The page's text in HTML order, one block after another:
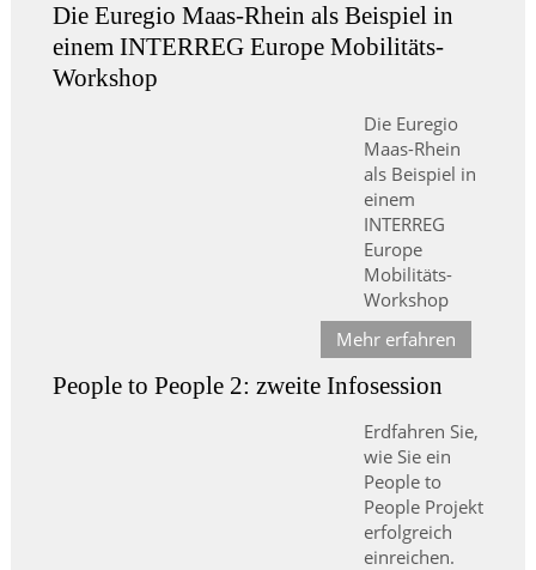
Die Euregio Maas-Rhein als Beispiel in
einem INTERREG Europe Mobilitäts-
Workshop
Die Euregio
Maas-Rhein
als Beispiel in
einem
INTERREG
Europe
Mobilitäts-
Workshop
Mehr erfahren
People to People 2: zweite Infosession
Erdfahren Sie,
wie Sie ein
People to
People Projekt
erfolgreich
einreichen.